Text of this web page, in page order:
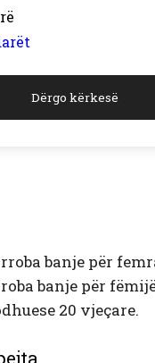
Dërgo kërkesë
banje për
banje për
20 vjeçare.